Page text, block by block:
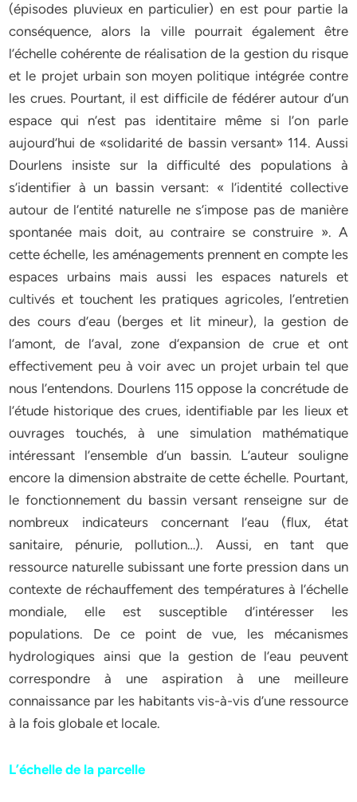
(épisodes pluvieux en particulier) en est pour partie la
conséquence, alors la ville pourrait également être
l’échelle cohérente de réalisation de la gestion du risque
et le projet urbain son moyen politique intégrée contre
les crues. Pourtant, il est difficile de fédérer autour d’un
espace qui n’est pas identitaire même si l’on parle
aujourd’hui de «solidarité de bassin versant» 114. Aussi
Dourlens insiste sur la difficulté des populations à
s’identifier à un bassin versant: « l’identité collective
autour de l’entité naturelle ne s’impose pas de manière
spontanée mais doit, au contraire se construire ». A
cette échelle, les aménagements prennent en compte les
espaces urbains mais aussi les espaces naturels et
cultivés et touchent les pratiques agricoles, l’entretien
des cours d’eau (berges et lit mineur), la gestion de
l’amont, de l’aval, zone d’expansion de crue et ont
effectivement peu à voir avec un projet urbain tel que
nous l’entendons. Dourlens 115 oppose la concrétude de
l’étude historique des crues, identifiable par les lieux et
ouvrages touchés, à une simulation mathématique
intéressant l’ensemble d’un bassin. L’auteur souligne
encore la dimension abstraite de cette échelle. Pourtant,
le fonctionnement du bassin versant renseigne sur de
nombreux indicateurs concernant l’eau (flux, état
sanitaire, pénurie, pollution…). Aussi, en tant que
ressource naturelle subissant une forte pression dans un
contexte de réchauffement des températures à l’échelle
mondiale, elle est susceptible d’intéresser les
populations. De ce point de vue, les mécanismes
hydrologiques ainsi que la gestion de l’eau peuvent
correspondre à une aspiration à une meilleure
connaissance par les habitants vis-à-vis d’une ressource
à la fois globale et locale.
L’échelle de la parcelle